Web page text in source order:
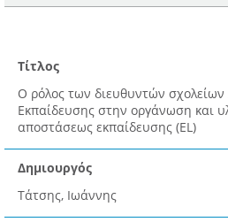
Τίτλος
Ο ρόλος των διευθυντών
Εκπαίδευσης στην οργάνωση και
αποστάσεως εκπαίδευσης (EL)
Δημιουργός
Τάτσης, Ιωάννης